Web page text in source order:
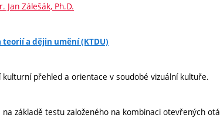
Jan Zálešák, Ph.D.
teorií a dějin umění (KTDU)
kulturní přehled a orientace v soudobé vizuální kultuře.
na základě testu založeného na kombinaci otevřených